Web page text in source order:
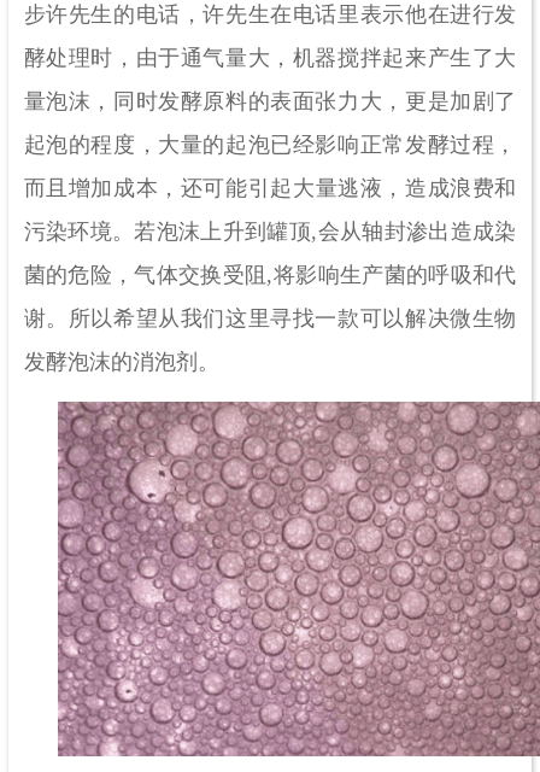
步许先生的电话，许先生在电话里表示他在进行发
酵处理时，由于通气量大，机器搅拌起来产生了大
量泡沫，同时发酵原料的表面张力大，更是加剧了
起泡的程度， 大量的起泡已经影响正常发酵过程，
而且 增加成本， 还可能引起大量逃液，造成浪费和
污染环境。若泡沫上升到罐顶,会从轴封渗出造成染
菌的危险，气体交换受阻,将影响生产菌的呼吸和代
谢。
所以希望从我们这里寻找一款可以解决微生物
发酵泡沫的消泡剂。